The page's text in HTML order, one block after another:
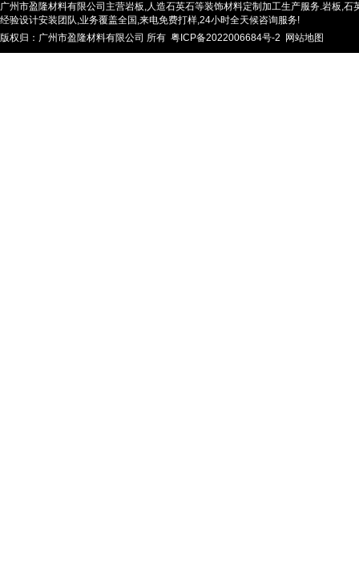
广州市盈隆材料有限公司主营岩板,人造石英石等装饰材料定制加工生产服务.岩板,
经验设计安装团队,业务覆盖全国,来电免费打样,24小时全天候咨询服务!
版权归：广州市盈隆材料有限公司 所有 粤ICP备2022006684号-2 网站地图